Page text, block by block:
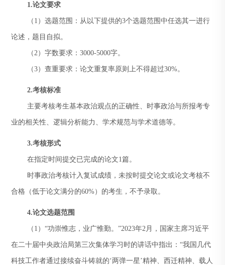
1.论文要求
（1）选题范围：从以下提供的3个选题范围中任选其一进行
论述，题目自拟。
（2）字数要求：3000-5000字。
（3）查重要求：论文重复率原则上不得超过30%。
2.考核标准
主要考核考生基本政治观点的正确性、时事政治与所报考专
业的相关性、逻辑分析能力、学术规范与学术道德等。
3.考核形式
在指定时间提交已完成的论文1篇。
时事政治考核计入复试成绩，未按时提交论文或论文考核不
合格（低于论文满分的60%）的考生，不予录取。
4.论文选题范围
（1）“功崇惟志，业广惟勤。”2023年2月，国家主席习近平
在二十届中央政治局第三次集体学习时的讲话中指出：“我国几代
科技工作者通过接续奋斗铸就的‘两弹一星’精神、西迁精神、载人